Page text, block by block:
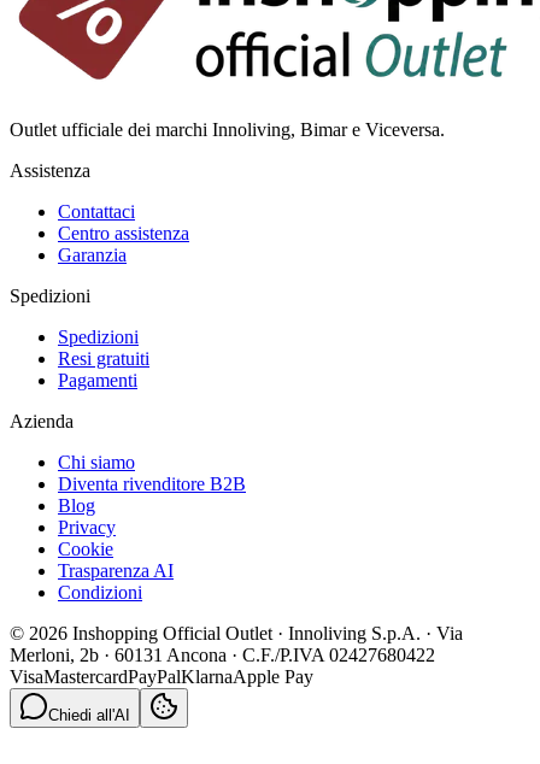
Outlet ufficiale dei marchi Innoliving, Bimar e Viceversa.
Assistenza
Contattaci
Centro assistenza
Garanzia
Spedizioni
Spedizioni
Resi gratuiti
Pagamenti
Azienda
Chi siamo
Diventa rivenditore B2B
Blog
Privacy
Cookie
Trasparenza AI
Condizioni
© 2026 Inshopping Official Outlet · Innoliving S.p.A. · Via
Merloni, 2b · 60131 Ancona · C.F./P.IVA 02427680422
VisaMastercardPayPalKlarnaApple Pay
Chiedi all'AI